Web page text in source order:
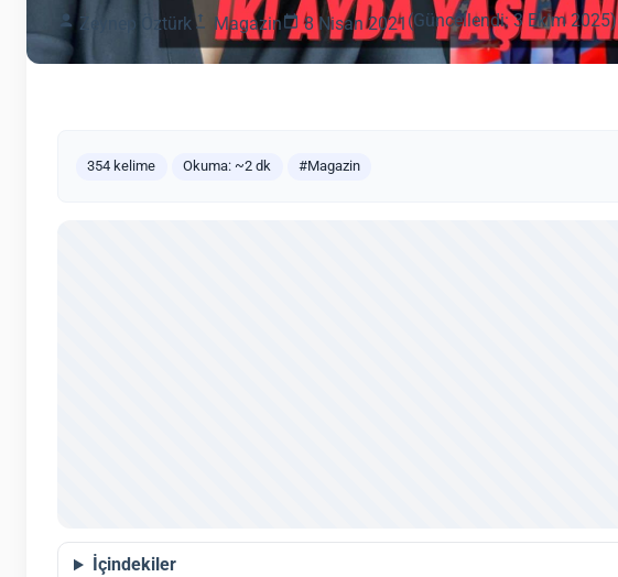
Zeynep Öztürk Magazin 8 Nisan 2021 (Güncellendi: 3 Ekim 2025)
354 kelime Okuma: ~2 dk #Magazin
İçindekiler